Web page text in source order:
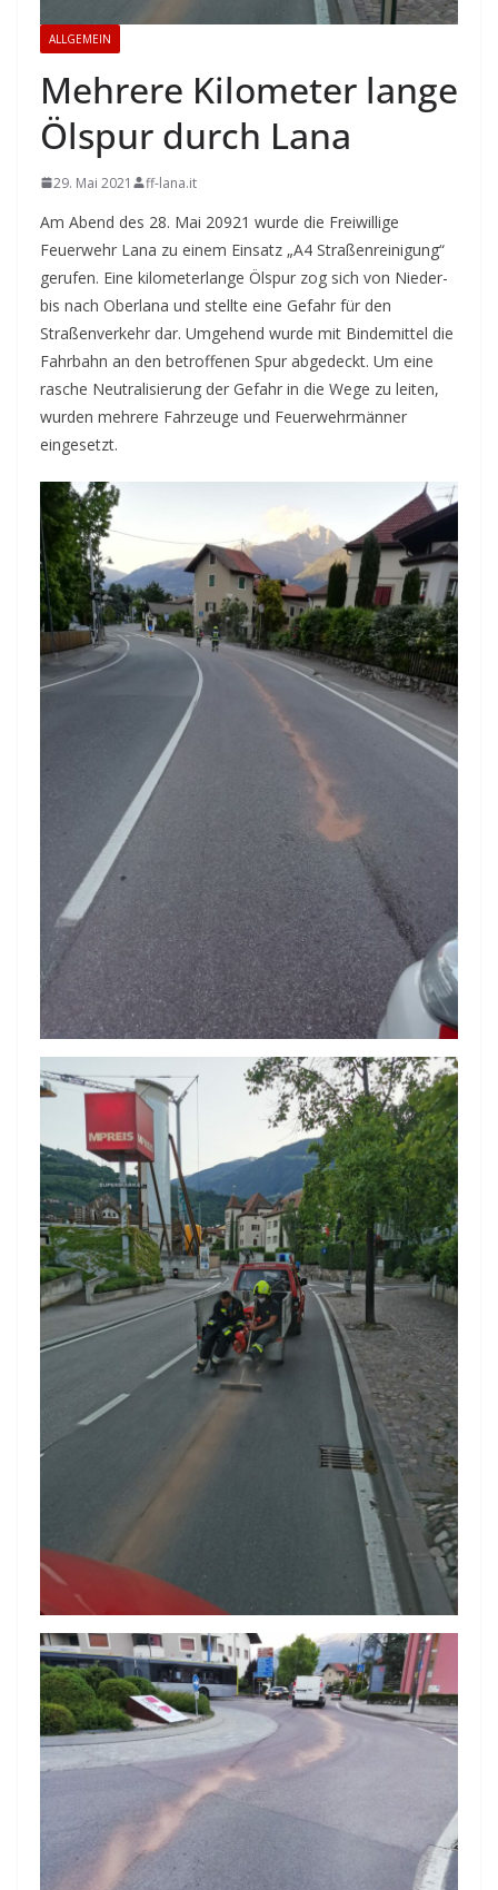
ALLGEMEIN
Mehrere Kilometer lange
Ölspur durch Lana
29. Mai 2021 ff-lana.it
Am Abend des 28. Mai 20921 wurde die Freiwillige
Feuerwehr Lana zu einem Einsatz „A4 Straßenreinigung“
gerufen. Eine kilometerlange Ölspur zog sich von Nieder-
bis nach Oberlana und stellte eine Gefahr für den
Straßenverkehr dar. Umgehend wurde mit Bindemittel die
Fahrbahn an den betroffenen Spur abgedeckt. Um eine
rasche Neutralisierung der Gefahr in die Wege zu leiten,
wurden mehrere Fahrzeuge und Feuerwehrmänner
eingesetzt.